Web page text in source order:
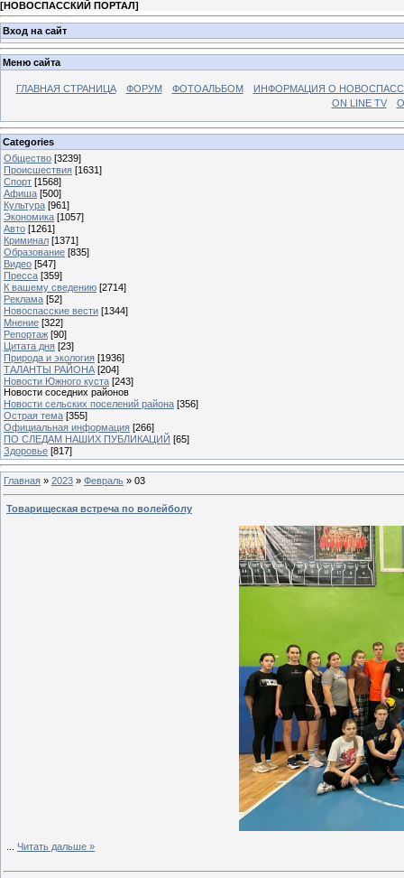
[НОВОСПАССКИЙ ПОРТАЛ]
Вход на сайт
Меню сайта
ГЛАВНАЯ СТРАНИЦА ФОРУМ ФОТОАЛЬБОМ
ИНФОРМАЦИЯ О
ON LINE TV
Categories
Общество [3239]
Происшествия [1631]
Спорт [1568]
Афиша [500]
Культура [961]
Экономика [1057]
Авто [1261]
Криминал [1371]
Образование [835]
Видео [547]
Пресса [359]
К вашему сведению [2714]
Реклама [52]
Новоспасские вести [1344]
Мнение [322]
Репортаж [90]
Цитата дня [23]
Природа и экология [1936]
ТАЛАНТЫ РАЙОНА [204]
Новости Южного куста [243]
Новости соседних районов
Новости сельских поселений района [356]
Острая тема [355]
Официальная информация [266]
ПО СЛЕДАМ НАШИХ ПУБЛИКАЦИЙ [65]
Здоровье [817]
Главная » 2023 » Февраль » 03
Товарищеская встреча по волейболу
Читать дальше »